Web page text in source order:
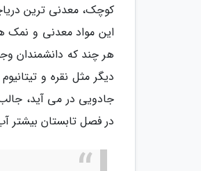
کوچک، معدنی ترین
این مواد معدنی و نمک
دیگر مثل نقره و
جادویی در می آید،
در فصل تابستان بیشتر